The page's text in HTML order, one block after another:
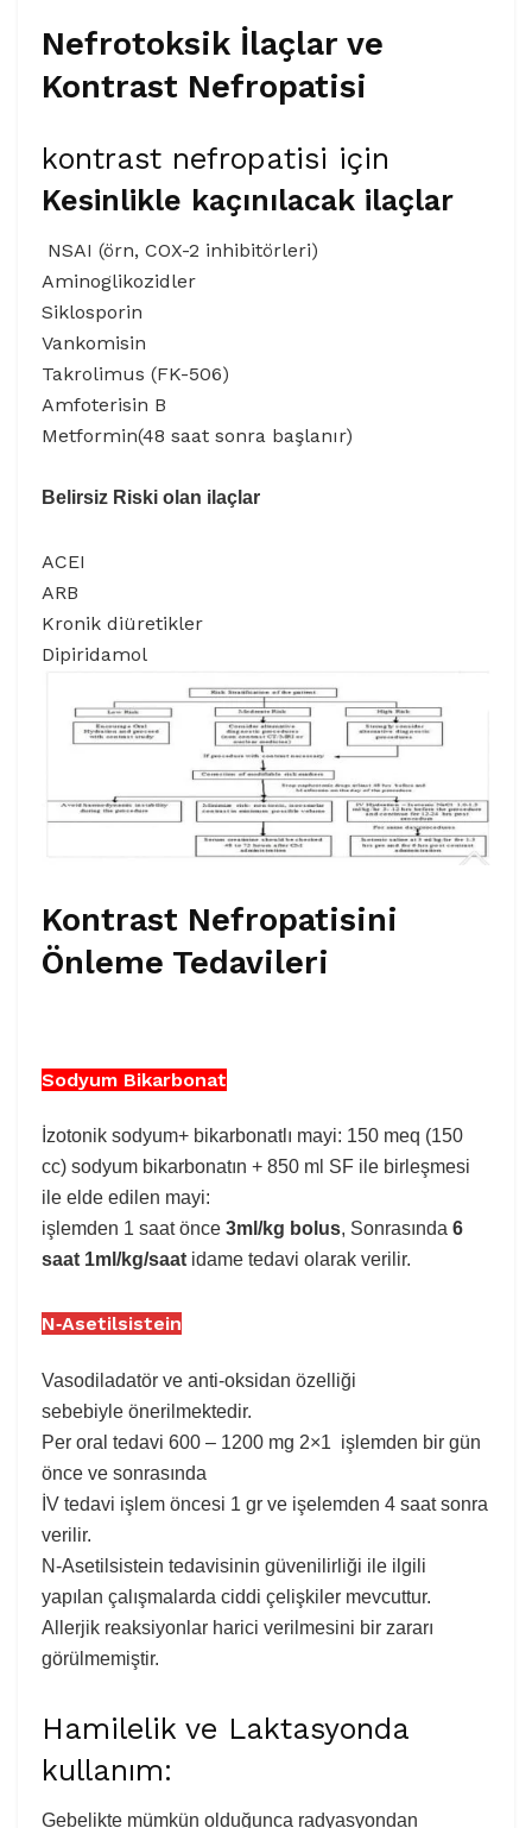
Nefrotoksik İlaçlar ve
Kontrast Nefropatisi
kontrast nefropatisi için
Kesinlikle kaçınılacak ilaçlar
NSAI (örn, COX-2 inhibitörleri)
Aminoglikozidler
Siklosporin
Vankomisin
Takrolimus (FK-506)
Amfoterisin B
Metformin(48 saat sonra başlanır)
Belirsiz Riski olan ilaçlar
ACEI
ARB
Kronik diüretikler
Dipiridamol
Kontrast Nefropatisini
Önleme Tedavileri
Sodyum Bikarbonat
İzotonik sodyum+ bikarbonatlı mayi: 150 meq (150
cc) sodyum bikarbonatın + 850 ml SF ile birleşmesi
ile elde edilen mayi:
işlemden 1 saat önce 3ml/kg bolus, Sonrasında 6
saat 1ml/kg/saat idame tedavi olarak verilir.
N‐Asetilsistein
Vasodiladatör ve anti-oksidan özelliği
sebebiyle önerilmektedir.
Per oral tedavi 600 – 1200 mg 2×1 işlemden bir gün
önce ve sonrasında
İV tedavi işlem öncesi 1 gr ve işelemden 4 saat sonra
verilir.
N-Asetilsistein tedavisinin güvenilirliği ile ilgili
yapılan çalışmalarda ciddi çelişkiler mevcuttur.
Allerjik reaksiyonlar harici verilmesini bir zararı
görülmemiştir.
Hamilelik ve Laktasyonda
kullanım:
Gebelikte mümkün olduğunca radyasyondan